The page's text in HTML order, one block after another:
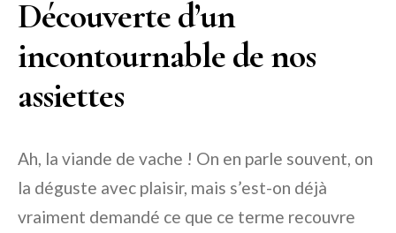
Découverte d’un
incontournable de nos
assiettes
Ah, la viande de vache ! On en parle souvent, on
la déguste avec plaisir, mais s’est-on déjà
vraiment demandé ce que ce terme recouvre